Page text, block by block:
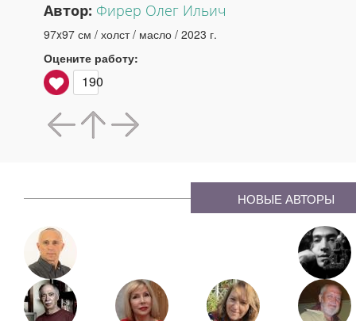
Автор: Фирер Олег Ильич
97x97 см / холст / масло / 2023 г.
Оцените работу:
190
НОВЫЕ АВТОРЫ